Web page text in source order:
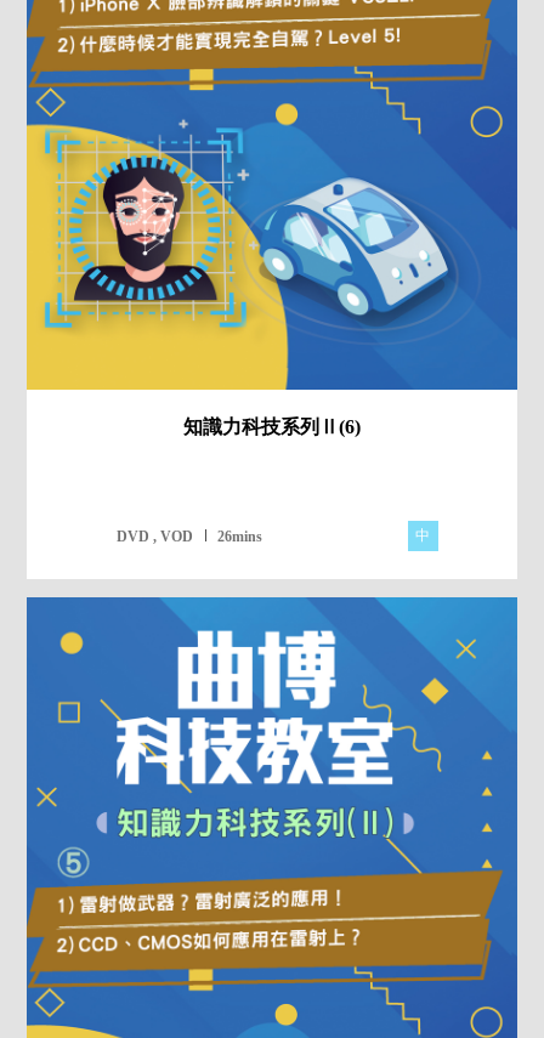
知識力科技系列Ⅱ(6)
DVD , VOD 26mins 中